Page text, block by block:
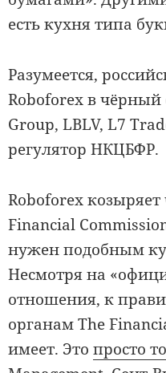
есть кухня типа
Разумеется,
Roboforex в чёрный
Group, LBLV, L7
регулятор НКЦБФР.
Roboforex
Financial
нужен подобным
Несмотря на
отношения, к
органам The
имеет. Этопросто